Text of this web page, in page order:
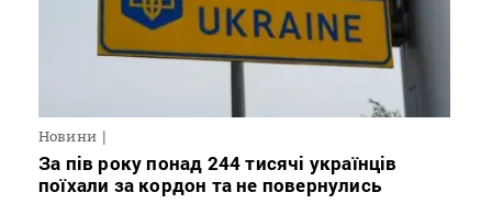
Новини
За пів року понад 244 тисячі українців
поїхали за кордон та не повернулись